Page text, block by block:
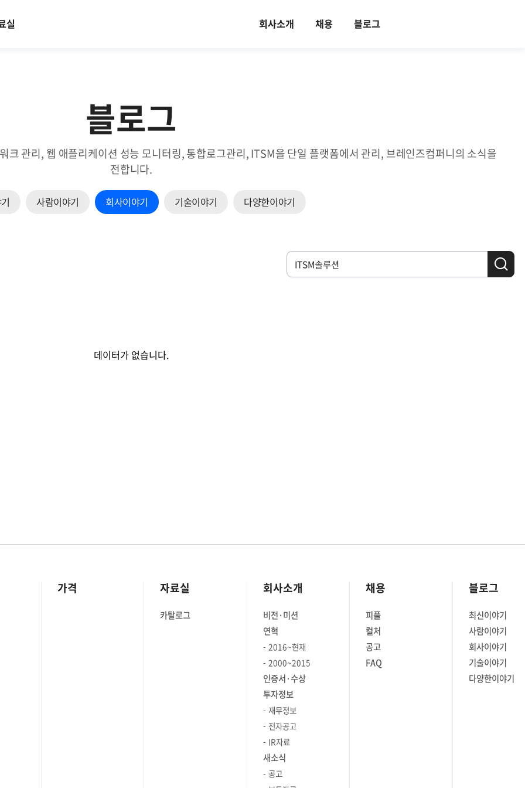
실 회사소개 채용 블로그
블로그
크 관리, 웹 애플리케이션 성능 모니터링, 통합로그관리, ITSM을 단일 플랫폼에서 관리, 브레인즈컴퍼니의 소식을
전합니다.
사람이야기 회사이야기 기술이야기 다양한이야기
데이터가 없습니다.
가격 자료실
카탈로그
회사소개
비전·미션
연혁
2016~현재
2000~2015
인증서·수상
투자정보
재무정보
전자공고
IR자료
새소식
공고
채용
피플
컬처
공고
FAQ
블로그
최신이야기
사람이야기
회사이야기
기술이야기
다양한이야기